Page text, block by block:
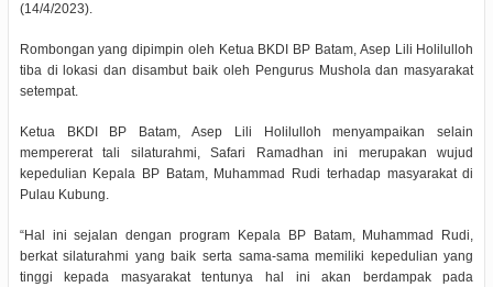
(14/4/2023).
Rombongan yang dipimpin oleh Ketua BKDI BP Batam, Asep Lili Holilulloh
tiba di lokasi dan disambut baik oleh Pengurus Mushola dan masyarakat
setempat.
Ketua BKDI BP Batam, Asep Lili Holilulloh menyampaikan selain
mempererat tali silaturahmi, Safari Ramadhan ini merupakan wujud
kepedulian Kepala BP Batam, Muhammad Rudi terhadap masyarakat di
Pulau Kubung.
“Hal ini sejalan dengan program Kepala BP Batam, Muhammad Rudi,
berkat silaturahmi yang baik serta sama-sama memiliki kepedulian yang
tinggi kepada masyarakat tentunya hal ini akan berdampak pada